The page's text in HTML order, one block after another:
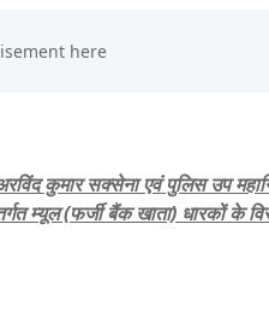
कुमार सक्सेना एवं पुलिस उप
म्यूल (फर्जी बैंक खाता) धारकों के